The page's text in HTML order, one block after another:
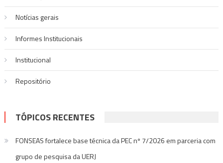
Notí­cias gerais
Informes Institucionais
Institucional
Repositório
TÓPICOS RECENTES
FONSEAS fortalece base técnica da PEC nº 7/2026 em parceria com
grupo de pesquisa da UERJ